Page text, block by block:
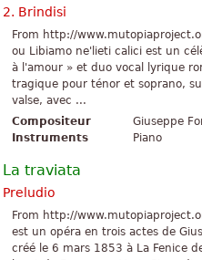
2. Brindisi
From http://
ou Libiamo ne'lieti calici est un
à l'amour » et duo vocal lyrique
tragique pour ténor et soprano,
valse, avec ...
Compositeur
Giuseppe
Instruments
Piano
La traviata
Preludio
From http://
est un opéra en trois actes de
créé le 6 mars 1853 à La Fenice